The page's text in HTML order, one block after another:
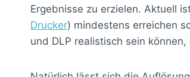
Ergebnisse zu erzielen. Aktuell
Drucker) mindestens erreichen
und DLP realistisch sein